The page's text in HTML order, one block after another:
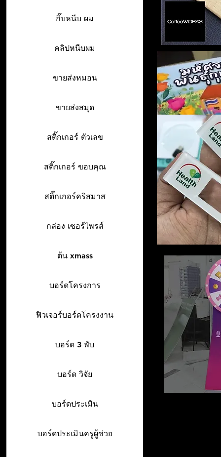
กิ๊บหนีบ ผม
คลิปหนีบผม
ขายส่งหมอน
ขายส่งสมุด
สติ๊กเกอร์ ตัวเลข
สติ๊กเกอร์ ขอบคุณ
สติ๊กเกอร์คริสมาส
กล่อง เซอร์ไพรส์
ต้น xmass
บอร์ดโครงการ
ฟิวเจอร์บอร์ดโครงงาน
บอร์ด 3 พับ
บอร์ด วิจัย
บอร์ดประเมิน
บอร์ดประเมินครูผู้ช่วย